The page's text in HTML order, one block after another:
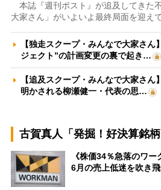
本誌『週刊ポスト』が追及してきた
大家さん」がいよいよ最終局面を迎え
【独走スクープ・みんなで大家さん
ジェクト”の計画変更の裏で起き…
【追及スクープ・みんなで大家さん
明かされる柳瀬健一・代表の思…
古賀真人「発掘！好決算銘柄
《株価34％急落のワー
6月の売上低迷を吹き